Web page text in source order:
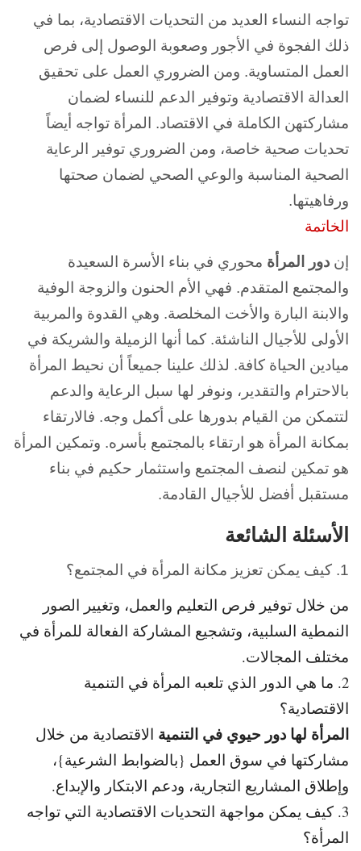
تواجه النساء العديد من التحديات الاقتصادية، بما في
ذلك الفجوة في الأجور وصعوبة الوصول إلى فرص
العمل المتساوية. ومن الضروري العمل على تحقيق
العدالة الاقتصادية وتوفير الدعم للنساء لضمان
مشاركتهن الكاملة في الاقتصاد. المرأة تواجه أيضاً
تحديات صحية خاصة، ومن الضروري توفير الرعاية
الصحية المناسبة والوعي الصحي لضمان صحتها
ورفاهيتها.
الخاتمة
إن دور المرأة محوري في بناء الأسرة السعيدة
والمجتمع المتقدم. فهي الأم الحنون والزوجة الوفية
والابنة البارة والأخت المخلصة. وهي القدوة والمربية
الأولى للأجيال الناشئة. كما أنها الزميلة والشريكة في
ميادين الحياة كافة. لذلك علينا جميعاً أن نحيط المرأة
بالاحترام والتقدير، ونوفر لها سبل الرعاية والدعم
لتتمكن من القيام بدورها على أكمل وجه. فالارتقاء
بمكانة المرأة هو ارتقاء بالمجتمع بأسره. وتمكين المرأة
هو تمكين لنصف المجتمع واستثمار حكيم في بناء
مستقبل أفضل للأجيال القادمة.
الأسئلة الشائعة
1. كيف يمكن تعزيز مكانة المرأة في المجتمع؟
من خلال توفير فرص التعليم والعمل، وتغيير الصور
النمطية السلبية، وتشجيع المشاركة الفعالة للمرأة في
مختلف المجالات.
2. ما هي الدور الذي تلعبه المرأة في التنمية
الاقتصادية؟
المرأة لها دور حيوي في التنمية الاقتصادية من خلال
مشاركتها في سوق العمل {بالضوابط الشرعية}،
وإطلاق المشاريع التجارية، ودعم الابتكار والإبداع.
3. كيف يمكن مواجهة التحديات الاقتصادية التي تواجه
المرأة؟